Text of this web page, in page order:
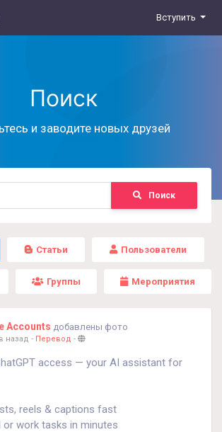
Вступить
Поиск
и заводите новых друзей
Поиск
Статьи Пользователи
Группы Мероприятия
Accounts добавлены фото
назад - Перевод -
access — your AI assistant for
reels & captions fast
or work tasks in minutes